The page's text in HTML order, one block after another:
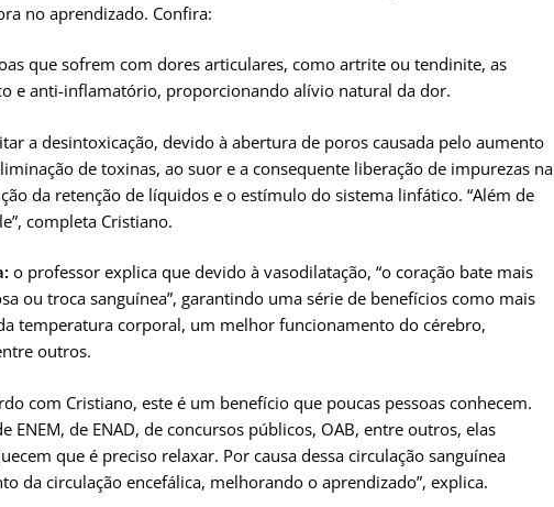
no aprendizado. Confira:
que sofrem com dores articulares, como artrite ou tendinite, as
e anti-inflamatório, proporcionando alívio natural da dor.
a desintoxicação, devido à abertura de poros causada pelo aumento
de toxinas, ao suor e a consequente liberação de impurezas na
da retenção de líquidos e o estímulo do sistema linfático. “Além de
completa Cristiano.
o professor explica que devido à vasodilatação, “o coração bate mais
ou troca sanguínea”, garantindo uma série de benefícios como mais
temperatura corporal, um melhor funcionamento do cérebro,
outros.
com Cristiano, este é um benefício que poucas pessoas conhecem.
ENEM, de ENAD, de concursos públicos, OAB, entre outros, elas
que é preciso relaxar. Por causa dessa circulação sanguínea
da circulação encefálica, melhorando o aprendizado”, explica.